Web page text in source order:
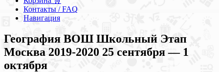
Контакты / FAQ
Навигация
География ВОШ Школьный Этап
Москва 2019-2020 25 сентября — 1
октября